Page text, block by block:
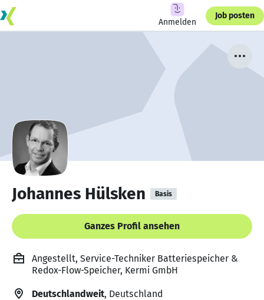
Anmelden
Job posten
Johannes Hülsken Basis
Ganzes Profil ansehen
Angestellt, Service-Techniker Batteriespeicher &
Redox-Flow-Speicher, Kermi GmbH
Deutschlandweit, Deutschland